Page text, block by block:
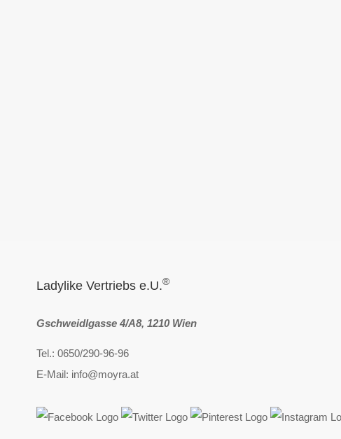
Ladylike Vertriebs e.U.®
Gschweidlgasse 4/A8, 1210 Wien
Tel.: 0650/290-96-96
E-Mail: info@moyra.at